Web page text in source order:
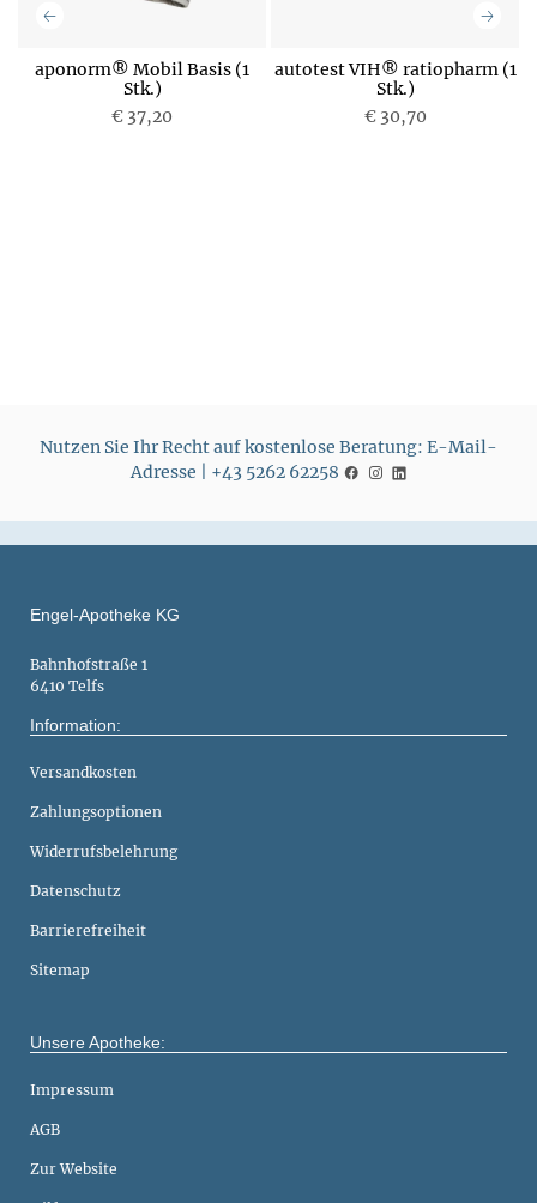
aponorm® Mobil Basis (1
Stk.)
€ 37,20
autotest VIH® ratiopharm (1
Stk.)
€ 30,70P
Nutzen Sie Ihr Recht auf kostenlose Beratung: E-Mail-
Adresse | +43 5262 62258
Engel-Apotheke KG
Bahnhofstraße 1
6410 Telfs
Information:
Versandkosten
Zahlungsoptionen
Widerrufsbelehrung
Datenschutz
Barrierefreiheit
Sitemap
Unsere Apotheke:
Impressum
AGB
Zur Website